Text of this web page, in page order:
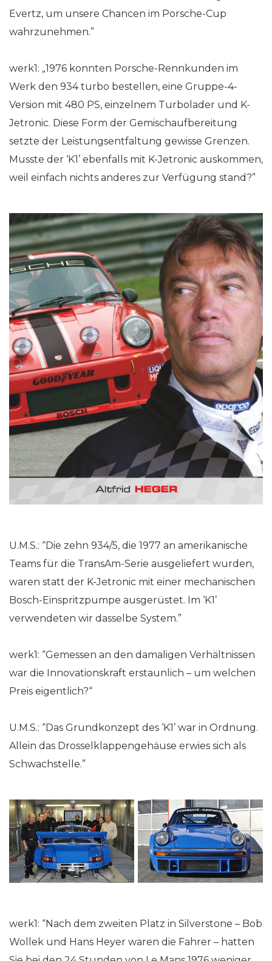
Evertz, um unsere Chancen im Porsche-Cup
wahrzunehmen.”
werk1: „1976 konnten Porsche-Rennkunden im
Werk den 934 turbo bestellen, eine Gruppe-4-
Version mit 480 PS, einzelnem Turbolader und K-
Jetronic. Diese Form der Gemischaufbereitung
setzte der Leistungsentfaltung gewisse Grenzen.
Musste der ‘K1’ ebenfalls mit K-Jetronic auskommen,
weil einfach nichts anderes zur Verfügung stand?”
U.M.S.: “Die zehn 934/5, die 1977 an amerikanische
Teams für die TransAm-Serie ausgeliefert wurden,
waren statt der K-Jetronic mit einer mechanischen
Bosch-Einspritzpumpe ausgerüstet. Im ‘K1’
verwendeten wir dasselbe System.”
werk1: “Gemessen an den damaligen Verhältnissen
war die Innovationskraft erstaunlich – um welchen
Preis eigentlich?“
U.M.S.: “Das Grundkonzept des ‘K1’ war in Ordnung.
Allein das Drosselklappengehäuse erwies sich als
Schwachstelle.”
werk1: “Nach dem zweiten Platz in Silverstone – Bob
Wollek und Hans Heyer waren die Fahrer – hatten